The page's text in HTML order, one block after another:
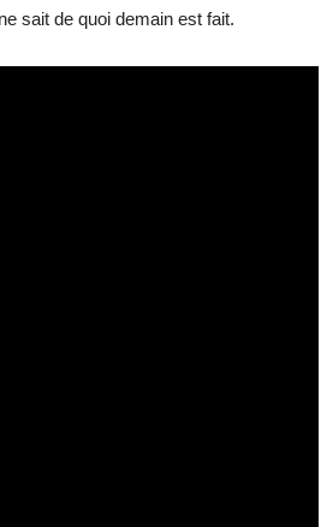
sait de quoi demain est fait.